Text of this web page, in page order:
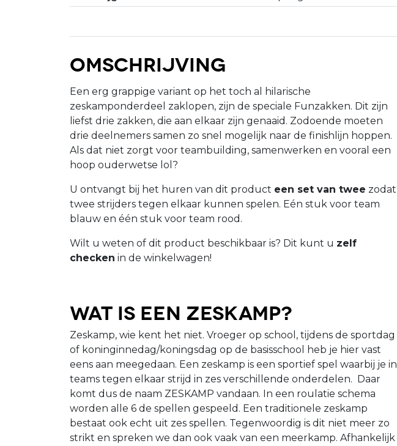
Omschrijving
Een erg grappige variant op het toch al hilarische
zeskamponderdeel zaklopen, zijn de speciale Funzakken. Dit zijn
liefst drie zakken, die aan elkaar zijn genaaid. Zodoende moeten
drie deelnemers samen zo snel mogelijk naar de finishlijn hoppen.
Als dat niet zorgt voor teambuilding, samenwerken en vooral een
hoop ouderwetse lol?
U ontvangt bij het huren van dit product een set van twee zodat
twee strijders tegen elkaar kunnen spelen. Eén stuk voor team
blauw en één stuk voor team rood.
Wilt u weten of dit product beschikbaar is? Dit kunt u zelf
checken in de winkelwagen!
Wat is een zeskamp?
Zeskamp, wie kent het niet. Vroeger op school, tijdens de sportdag
of koninginnedag/koningsdag op de basisschool heb je hier vast
eens aan meegedaan. Een zeskamp is een sportief spel waarbij je in
teams tegen elkaar strijd in zes verschillende onderdelen. Daar
komt dus de naam ZESKAMP vandaan. In een roulatie schema
worden alle 6 de spellen gespeeld. Een traditionele zeskamp
bestaat ook echt uit zes spellen. Tegenwoordig is dit niet meer zo
strikt en spreken we dan ook vaak van een meerkamp. Afhankelijk